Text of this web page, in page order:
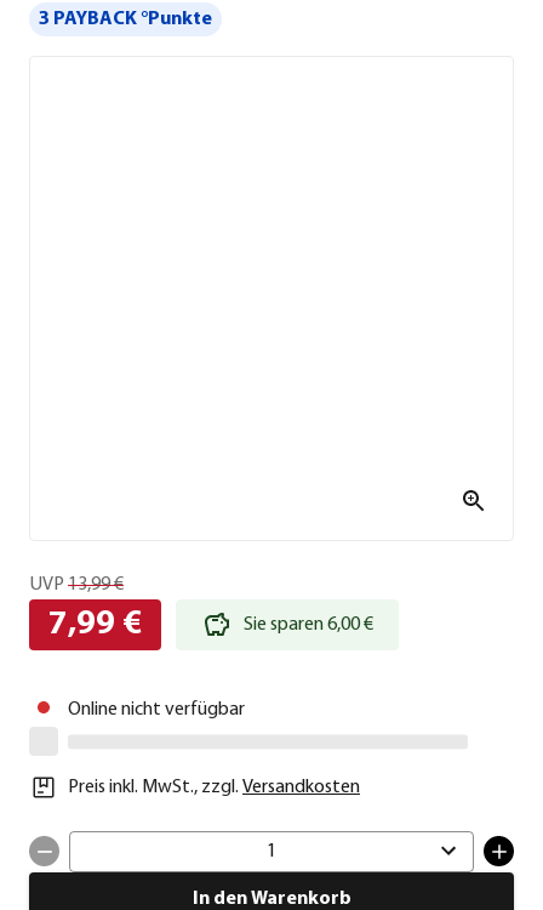
3 PAYBACK °Punkte
UVP 13,99 €
7,99 € Sie sparen 6,00 €
Online nicht verfügbar
Preis inkl. MwSt., zzgl. Versandkosten
1
In den Warenkorb